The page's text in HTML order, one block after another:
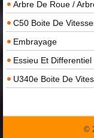
Arbre De Roue /
C50 Boite De
Embrayage
Essieu Et Differentiel
U340e Boite De
©